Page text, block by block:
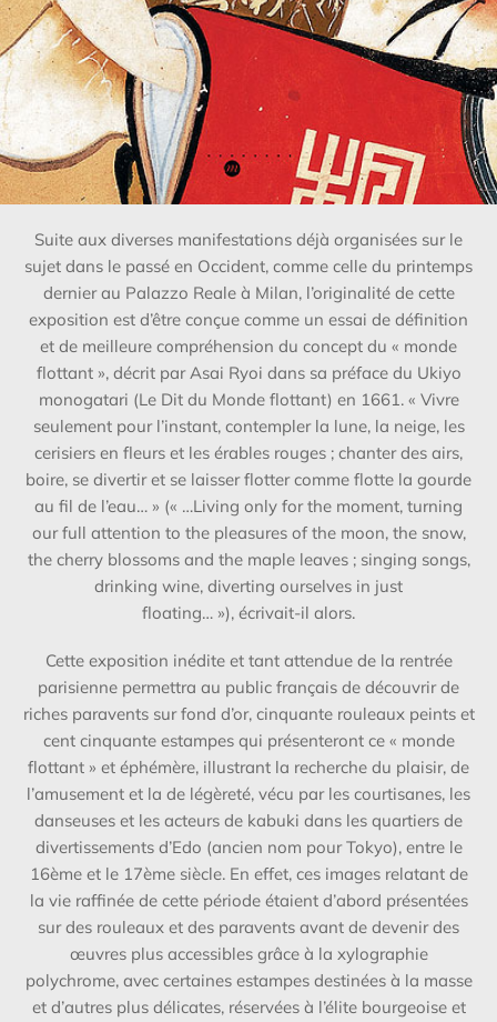
Suite aux diverses manifestations déjà organisées sur le
sujet dans le passé en Occident, comme celle du printemps
dernier au Palazzo Reale à Milan, l’originalité de cette
exposition est d’être conçue comme un essai de définition
et de meilleure compréhension du concept du « monde
flottant », décrit par Asai Ryoi dans sa préface du Ukiyo
monogatari (Le Dit du Monde flottant) en 1661. « Vivre
seulement pour l’instant, contempler la lune, la neige, les
cerisiers en fleurs et les érables rouges ; chanter des airs,
boire, se divertir et se laisser flotter comme flotte la gourde
au fil de l’eau… » (« …Living only for the moment, turning
our full attention to the pleasures of the moon, the snow,
the cherry blossoms and the maple leaves ; singing songs,
drinking wine, diverting ourselves in just
floating… »), écrivait-il alors.
Cette exposition inédite et tant attendue de la rentrée
parisienne permettra au public français de découvrir de
riches paravents sur fond d’or, cinquante rouleaux peints et
cent cinquante estampes qui présenteront ce « monde
flottant » et éphémère, illustrant la recherche du plaisir, de
l’amusement et la de légèreté, vécu par les courtisanes, les
danseuses et les acteurs de kabuki dans les quartiers de
divertissements d’Edo (ancien nom pour Tokyo), entre le
16èmeet le 17èmesiècle. En effet, ces images relatant de
la vie raffinée de cette période étaient d’abord présentées
sur des rouleaux et des paravents avant de devenir des
œuvres plus accessibles grâce à la xylographie
polychrome, avec certaines estampes destinées à la masse
et d’autres plus délicates, réservées à l’élite bourgeoise et